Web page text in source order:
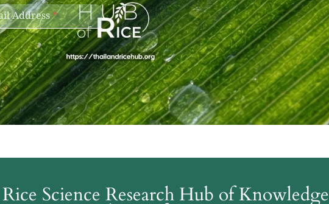
Address*
Science Research Hub of Knowledge